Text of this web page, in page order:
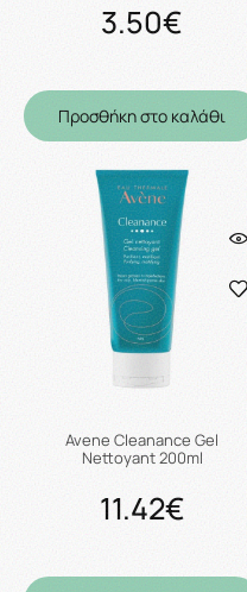
3.50€
Προσθήκη στο καλάθι
Avene Cleanance Gel
Nettoyant 200ml
11.42€